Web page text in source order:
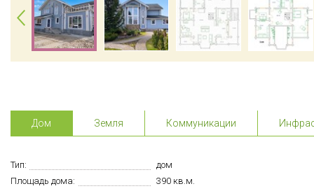
Дом Земля Коммуникации
Тип:
дом
Площадь дома:
390 кв.м.